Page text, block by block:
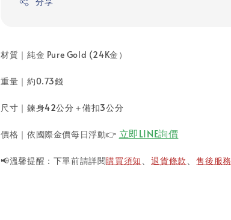
材質｜純金 Pure Gold (24K金）
重量｜約0.73錢
尺寸｜ 鍊身42公分＋備扣3公分
價格｜依國際金價每日浮動👉 立即LINE詢價
📢溫馨提醒：下單前請詳閱購買須知 、退貨條款 、售後服務